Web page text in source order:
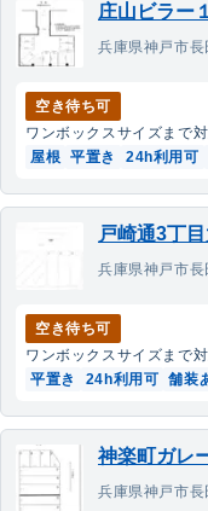
庄山ビラー
兵庫県神戸市
空き待ち可
ワンボックスサイズまで
屋根 平置き 24h利用可
戸崎通3丁
兵庫県神戸市
空き待ち可
ワンボックスサイズまで
平置き
24h利用可 舗装
神楽町ガレ
兵庫県神戸市